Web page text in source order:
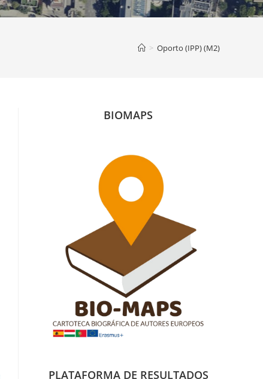
> Oporto (IPP) (M2)
BIOMAPS
PLATAFORMA DE RESULTADOS